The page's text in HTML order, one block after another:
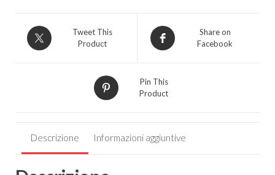
Tweet This
Product
Share on
Facebook
Pin This
Product
Descrizione Informazioni aggiuntive